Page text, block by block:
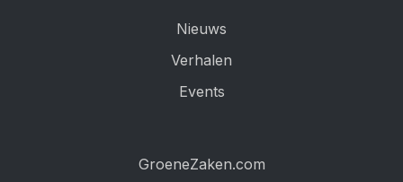
Nieuws
Verhalen
Events
GroeneZaken.com